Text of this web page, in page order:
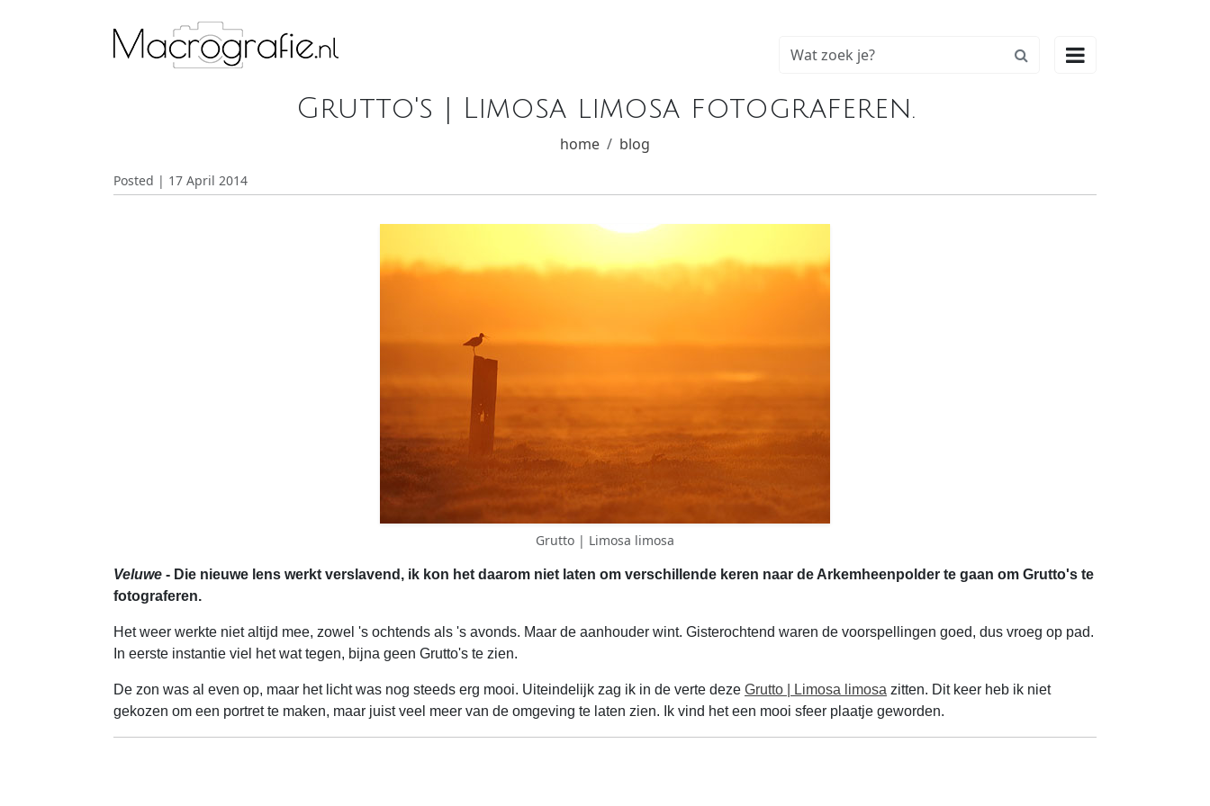

Grutto's | Limosa limosa fotograferen.
home blog
Posted | 17 April 2014
Grutto | Limosa limosa
Veluwe - Die nieuwe lens werkt verslavend, ik kon het daarom niet laten om verschillende keren naar de Arkemheenpolder te gaan om Grutto's te
fotograferen.
Het weer werkte niet altijd mee, zowel 's ochtends als 's avonds. Maar de aanhouder wint. Gisterochtend waren de voorspellingen goed, dus vroeg op pad.
In eerste instantie viel het wat tegen, bijna geen Grutto's te zien.
De zon was al even op, maar het licht was nog steeds erg mooi. Uiteindelijk zag ik in de verte deze Grutto | Limosa limosa zitten. Dit keer heb ik niet
gekozen om een portret te maken, maar juist veel meer van de omgeving te laten zien. Ik vind het een mooi sfeer plaatje geworden.